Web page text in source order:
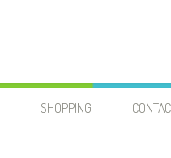
SHOPPING